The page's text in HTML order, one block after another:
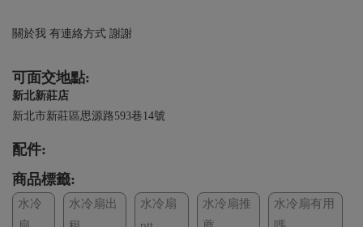
關於我 有連絡方式 謝謝
可面交地點:
新北新莊店
新北市新莊區思源路593巷14號
配件:
商品標籤:
水冷
水冷扇出
水冷扇
水冷扇推
水冷扇有用